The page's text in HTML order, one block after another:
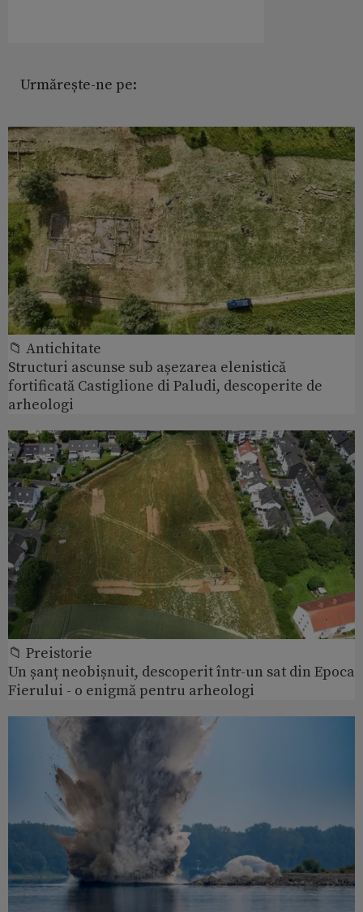
Urmărește-ne pe:
📁 Antichitate
Structuri ascunse sub așezarea elenistică
fortificată Castiglione di Paludi, descoperite de
arheologi
📁 Preistorie
Un șanț neobișnuit, descoperit într-un sat din Epoca
Fierului - o enigmă pentru arheologi